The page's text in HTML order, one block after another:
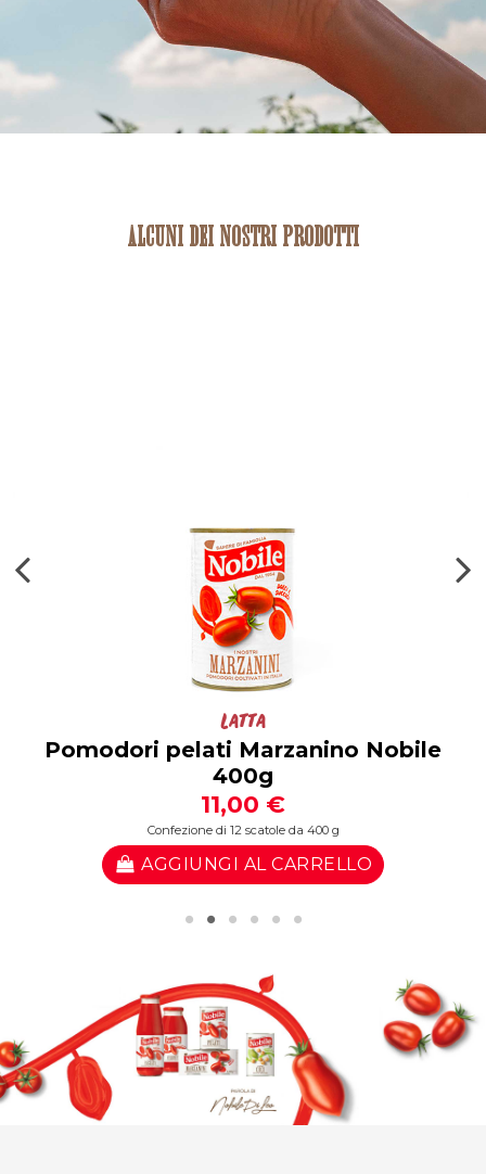
ALCUNI DEI NOSTRI PRODOTTI
Latta
Pomodori pelati Marzanino Nobile
400g
11,00 €
Confezione di 12 scatole da 400 g
AGGIUNGI AL CARRELLO